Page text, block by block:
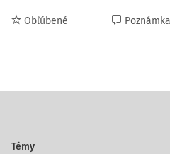
Obľúbené Poznámka
Témy